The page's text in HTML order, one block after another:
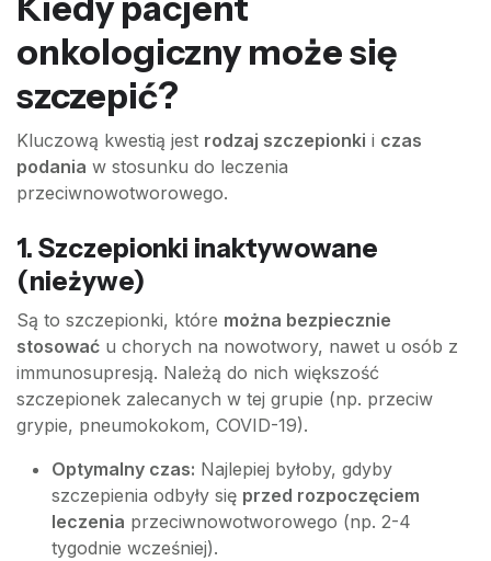
onkologiczny może się
szczepić?
Kluczową kwestią jest rodzaj szczepionki i czas
podania w stosunku do leczenia
przeciwnowotworowego.
1. Szczepionki inaktywowane
(nieżywe)
Są to szczepionki, które można bezpiecznie
stosować u chorych na nowotwory, nawet u osób z
immunosupresją. Należą do nich większość
szczepionek zalecanych w tej grupie (np. przeciw
grypie, pneumokokom, COVID-19).
Optymalny czas: Najlepiej byłoby, gdyby
szczepienia odbyły się przed rozpoczęciem
leczenia przeciwnowotworowego (np. 2-4
tygodnie wcześniej).